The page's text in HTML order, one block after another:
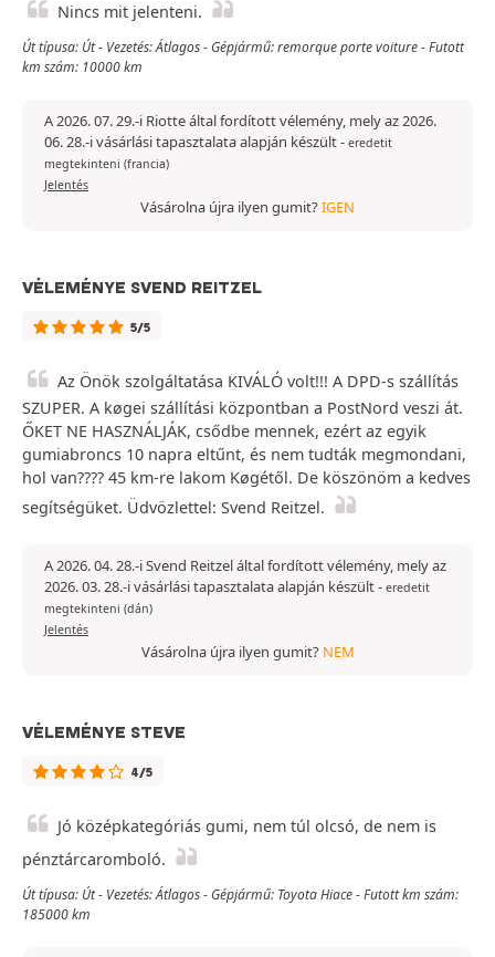
Nincs mit jelenteni.
Út típusa: Út - Vezetés: Átlagos - Gépjármű: remorque porte voiture - Futott
km szám: 10000 km
A 2026. 07. 29.-i Riotte által fordított vélemény, mely az 2026.
06. 28.-i vásárlási tapasztalata alapján készült- eredetit
megtekinteni (francia)
Jelentés
Vásárolna újra ilyen gumit?IGEN
VÉLEMÉNYE SVEND REITZEL
5/5
Az Önök szolgáltatása KIVÁLÓ volt!!! A DPD-s szállítás
SZUPER. A køgei szállítási központban a PostNord veszi át.
ŐKET NE HASZNÁLJÁK, csődbe mennek, ezért az egyik
gumiabroncs 10 napra eltűnt, és nem tudták megmondani,
hol van???? 45 km-re lakom Køgétől. De köszönöm a kedves
segítségüket. Üdvözlettel: Svend Reitzel.
A 2026. 04. 28.-i Svend Reitzel által fordított vélemény, mely az
2026. 03. 28.-i vásárlási tapasztalata alapján készült- eredetit
megtekinteni (dán)
Jelentés
Vásárolna újra ilyen gumit? NEM
VÉLEMÉNYE STEVE
4/5
Jó középkategóriás gumi, nem túl olcsó, de nem is
pénztárcaromboló.
Út típusa: Út - Vezetés: Átlagos - Gépjármű: Toyota Hiace - Futott km szám:
185000 km